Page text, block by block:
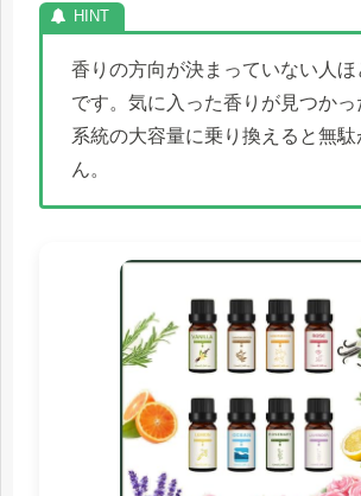
香りの方向が決まっていない人ほ
です。気に入った香りが見つか
系統の大容量に乗り換えると無
ん。